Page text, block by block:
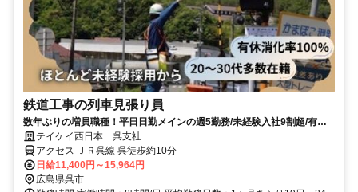
鉄道工事の列車見張り員
数年ぶりの増員職種！平日日勤メインの週5勤務/未経験入社9割超/有休
消化率100％を実現！
テイケイ西日本 呉支社
アクセス ＪＲ呉線 呉徒歩約10分
日給11,400円～15,964円
広島県呉市